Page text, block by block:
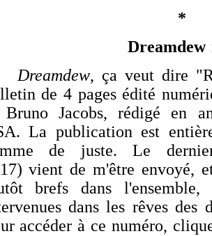
*
Dreamdew
Dreamdew, ça veut dire
de 4 pages édité
Jacobs, rédigé en
La publication est
de juste. Le
vient de m'être envoyé,
brefs dans
dans les rêves des
accéder à ce numéro,